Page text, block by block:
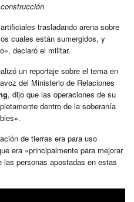
trasladando arena sobre
cuales están sumergidos, y
declaró el militar.
un reportaje sobre el tema en
del Ministerio de Relaciones
, dijo que las operaciones de su
dentro de la soberanía
de tierras era para uso
era «principalmente para mejorar
personas apostadas en estas